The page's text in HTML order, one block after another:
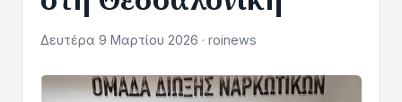
Δευτέρα 9 Μαρτίου 2026 · roinews